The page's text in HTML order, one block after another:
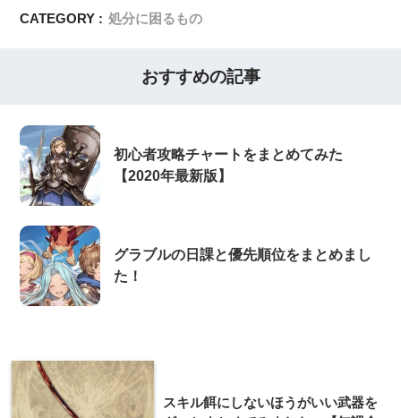
CATEGORY : 処分に困るもの
おすすめの記事
初心者攻略チャートをまとめてみた
【2020年最新版】
グラブルの日課と優先順位をまとめまし
た！
スキル餌にしないほうがいい武器を